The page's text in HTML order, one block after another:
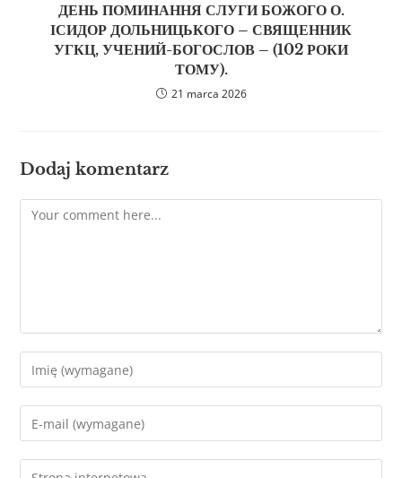
ДЕНЬ ПОМИНАННЯ СЛУГИ БОЖОГО О.
ІСИДОР ДОЛЬНИЦЬКОГО – СВЯЩЕННИК
УГКЦ, УЧЕНИЙ-БОГОСЛОВ – (102 РОКИ
ТОМУ).
21 marca 2026
Dodaj komentarz